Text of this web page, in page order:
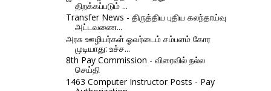
திறக்கப்படும் ...
Transfer News - திருத்திய புதிய கலந்தாய்வு
அட்டவணை...
அரசு ஊழியர்கள் ஓவர்டைம் சம்பளம் கோர
முடியாது: உச்ச...
8th Pay Commission - விரைவில் நல்ல
செய்தி
1463 Computer Instructor Posts - Pay